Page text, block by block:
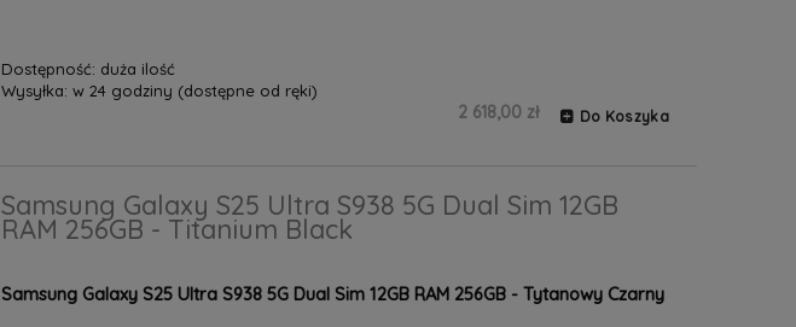
Dostępność: duża ilość
Wysyłka: w 24 godziny (dostępne od ręki)
2 618,00 zł Do Koszyka
Samsung Galaxy S25 Ultra S938 5G Dual Sim 12GB
RAM 256GB - Titanium Black
Samsung Galaxy S25 Ultra S938 5G Dual Sim 12GB RAM 256GB - Tytanowy Czarny